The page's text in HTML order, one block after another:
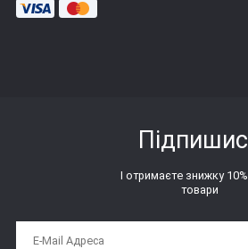
І отримаєте знижку 10%
товари